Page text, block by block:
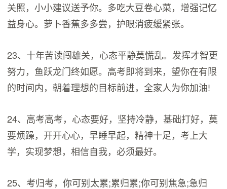
关照，小小建议送予你。多吃大豆卷心菜，增强记忆
益身心。萝卜香蕉多多尝，护眼消疲缓紧张。
23、十年苦读闯雄关，心态平静莫慌乱。发挥才智更
努力，鱼跃龙门终如愿。高考即将到来，望你在有限
的时间内，朝着理想的目标前进，全家人为你加油!
24、高考高考，心态要好，坚持冷静，基础打好，莫
要烦躁，开开心心，早睡早起，精神十足，考上大
学，实现梦想，相信自我，必须最好。
25、考归考，你可别太累;累归累;你可别焦急;急归